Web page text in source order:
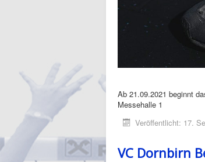
Ab 21.09.2021 beginnt
Messehalle 1
Veröffentlicht: 17.
VC Dornbirn